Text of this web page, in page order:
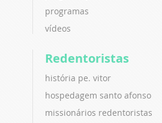
programas
vídeos
Redentoristas
história pe. vitor
hospedagem santo afonso
missionários redentoristas